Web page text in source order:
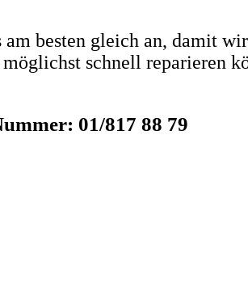
am besten gleich an, damit
schnell reparieren
01/817 88 79